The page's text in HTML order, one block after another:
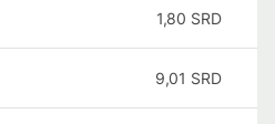
1,80 SRD
9,01 SRD